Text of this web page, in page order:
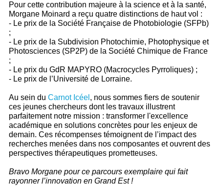
Pour cette contribution majeure à la science et à la santé,
Morgane Moinard a reçu quatre distinctions de haut vol :
- Le prix de la Société Française de Photobiologie (SFPb)
;
- Le prix de la Subdivision Photochimie, Photophysique et
Photosciences (SP2P) de la Société Chimique de France
;
- Le prix du GdR MAPYRO (Macrocycles Pyrroliques) ;
- Le prix de l’Université de Lorraine.
Au sein du Carnot Icéel , nous sommes fiers de soutenir
ces jeunes chercheurs dont les travaux illustrent
parfaitement notre mission : transformer l'excellence
académique en solutions concrètes pour les enjeux de
demain. Ces récompenses témoignent de l’impact des
recherches menées dans nos composantes et ouvrent des
perspectives thérapeutiques prometteuses.
Bravo Morgane pour ce parcours exemplaire qui fait
rayonner l’innovation en Grand Est !